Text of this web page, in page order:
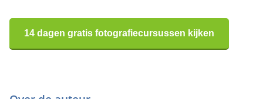
14 dagen gratis fotografiecursussen kijken